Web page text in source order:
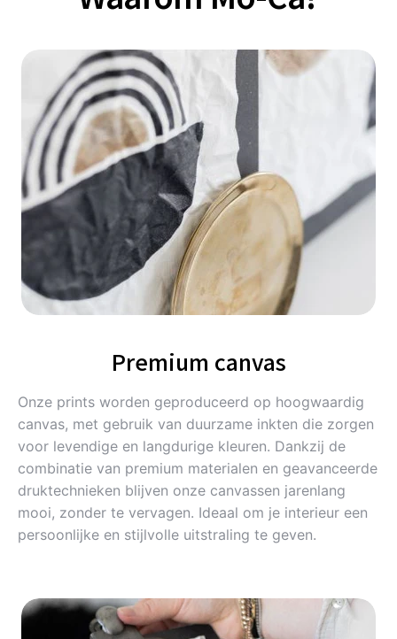
Premium canvas
Onze prints worden geproduceerd op hoogwaardig
canvas, met gebruik van duurzame inkten die zorgen
voor levendige en langdurige kleuren. Dankzij de
combinatie van premium materialen en geavanceerde
druktechnieken blijven onze canvassen jarenlang
mooi, zonder te vervagen. Ideaal om je interieur een
persoonlijke en stijlvolle uitstraling te geven.